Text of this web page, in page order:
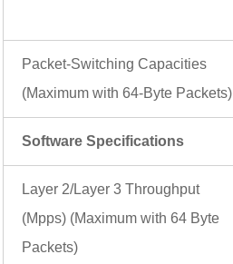
Packet-Switching Capacities
(Maximum with 64-Byte Packets)
Software Specifications
Layer 2/Layer 3 Throughput
(Mpps) (Maximum with 64 Byte
Packets)